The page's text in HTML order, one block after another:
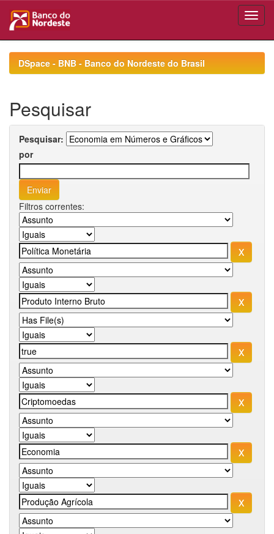
navigationDSpace - BNB - Banco do Nordeste do Brasil
Pesquisar
Pesquisar:
por
Filtros correntes: